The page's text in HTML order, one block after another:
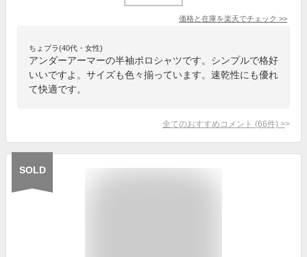
価格と在庫を楽天でチェック >>
ちょプラ(40代・女性)
アンダーアーマーの半袖ポロシャツです。シンプルで格好
いいですよ。サイズも色々揃っています。速乾性にも優れ
て快適です。
全てのおすすめコメント (66件) >
SOLD